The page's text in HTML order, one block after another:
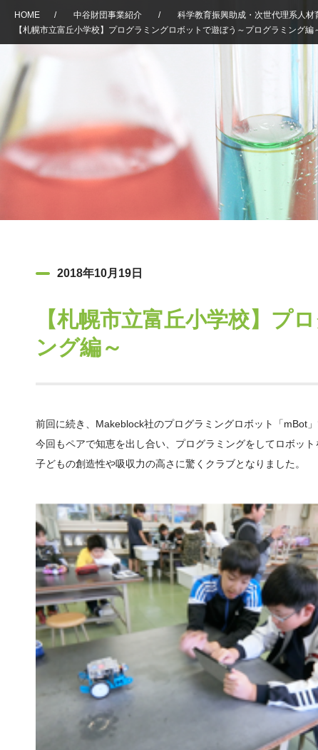
HOME / 中谷財団事業紹介 / 科学教育振興助成・次世代理系人材
【札幌市立富丘小学校】プログラミングロボットで遊ぼう～プログラミング編
2018年10月19日
【札幌市立富丘小学校】プ
ング編～
前回に続き、Makeblock社のプログラミングロボット「mBot
今回もペアで知恵を出し合い、プログラミングをしてロボッ
子どもの創造性や吸収力の高さに驚くクラブとなりました。